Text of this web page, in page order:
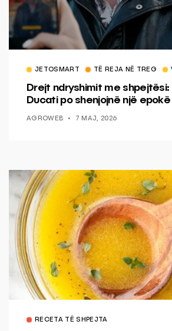
JETOSMART TË REJA NË TREG
Drejt ndryshimit me shpejtësi:
Ducati po shenjojnë një
AGROWEB 7 MAJ, 2026
RECETA TË SHPEJTA